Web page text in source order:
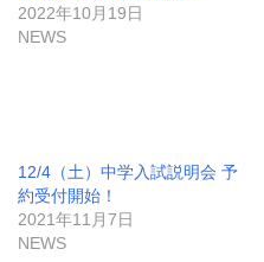
2022年10月19日
NEWS
12/4（土）中学入試説明会 予
約受付開始！
2021年11月7日
NEWS